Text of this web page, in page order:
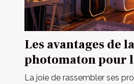
Les avantages de
photomaton pour
privées
La joie de rassembler ses